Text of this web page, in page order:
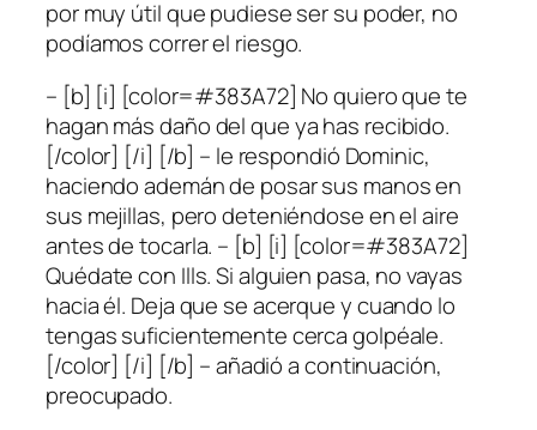
por muy útil que pudiese ser su poder, no
podíamos correr el riesgo.
– [b] [i] [color=#383A72] No quiero que te
hagan más daño del que ya has recibido.
[/color] [/i] [/b] – le respondió Dominic,
haciendo ademán de posar sus manos en
sus mejillas, pero deteniéndose en el aire
antes de tocarla. – [b] [i] [color=#383A72]
Quédate con Ills. Si alguien pasa, no vayas
hacia él. Deja que se acerque y cuando lo
tengas suficientemente cerca golpéale.
[/color] [/i] [/b] – añadió a continuación,
preocupado.